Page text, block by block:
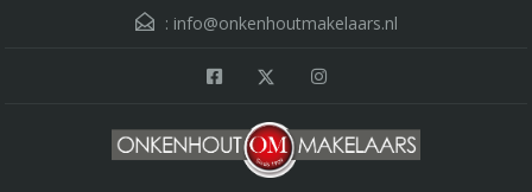
: info@onkenhoutmakelaars.nl